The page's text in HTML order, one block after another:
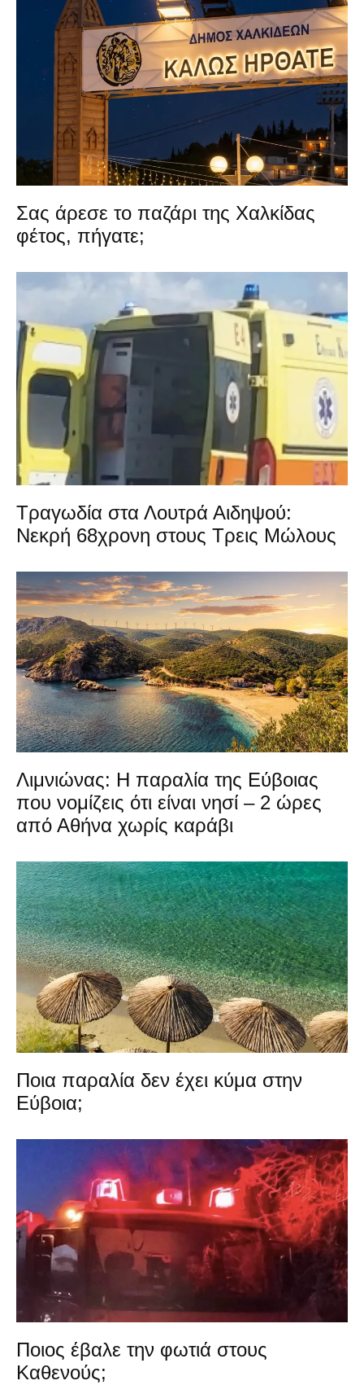
Σας άρεσε το παζάρι της Χαλκίδας
φέτος, πήγατε;
Τραγωδία στα Λουτρά Αιδηψού:
Νεκρή 68χρονη στους Τρεις Μώλους
Λιμνιώνας: Η παραλία της Εύβοιας
που νομίζεις ότι είναι νησί – 2 ώρες
από Αθήνα χωρίς καράβι
Ποια παραλία δεν έχει κύμα στην
Εύβοια;
Ποιος έβαλε την φωτιά στους
Καθενούς;